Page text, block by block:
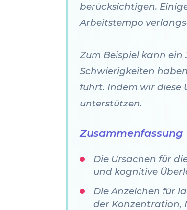
berücksichtigen.
Arbeitstempo
Zum Beispiel kann
Schwierigkeiten
führt. Indem wir diese
unterstützen.
Zusammenfassung
Die Ursachen für
und kognitive
Die Anzeichen für
der Konzentration,